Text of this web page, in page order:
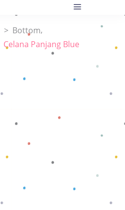
> Bottom,
Celana Panjang Blue